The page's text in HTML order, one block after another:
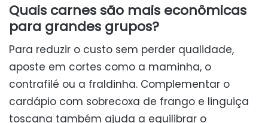
Quais carnes são mais econômicas
para grandes grupos?
Para reduzir o custo sem perder qualidade,
aposte em cortes como a maminha, o
contrafilé ou a fraldinha. Complementar o
cardápio com sobrecoxa de frango e linguiça
toscana também ajuda a equilibrar o